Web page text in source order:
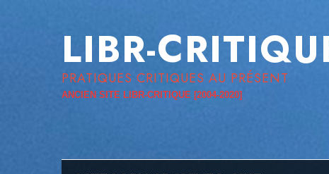
LIBR-
PRATIQUES CRITIQUES AU PRÉSENT
ANCIEN SITE LIBR-CRITIQUE [2004-2020]